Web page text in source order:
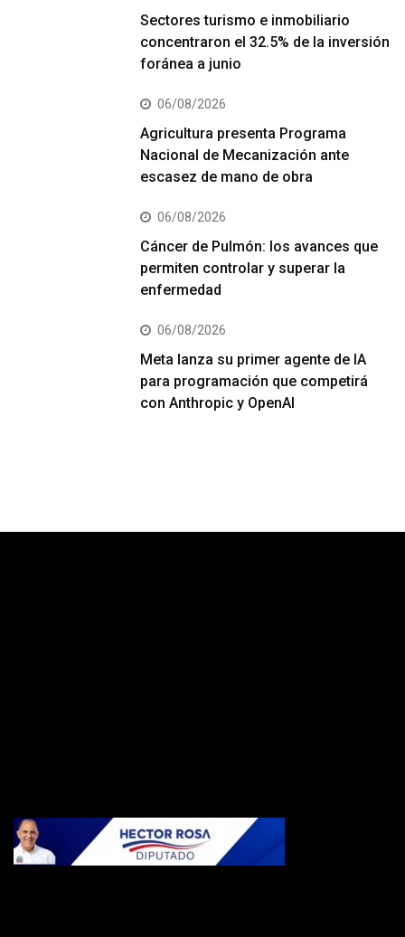
Sectores turismo e inmobiliario
concentraron el 32.5% de la inversión
foránea a junio
06/08/2026
Agricultura presenta Programa
Nacional de Mecanización ante
escasez de mano de obra
06/08/2026
Cáncer de Pulmón: los avances que
permiten controlar y superar la
enfermedad
06/08/2026
Meta lanza su primer agente de IA
para programación que competirá
con Anthropic y OpenAI